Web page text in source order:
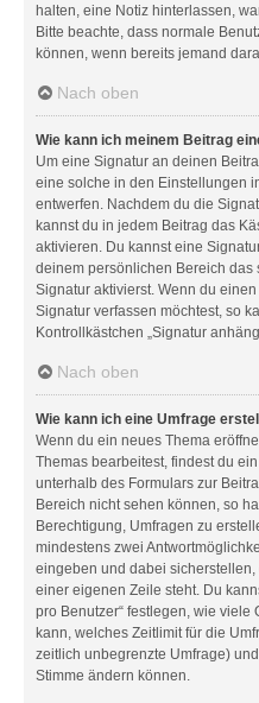
halten, eine Notiz hinterlassen,
Bitte beachte, dass normale
können, wenn bereits jemand
Nach oben
Wie kann ich meinem Beitrag
Um eine Signatur an deinen
eine solche in den Einstellungen
entwerfen. Nachdem du die
kannst du in jedem Beitrag das
aktivieren. Du kannst eine
deinem persönlichen Bereich
Signatur aktivierst. Wenn du
Signatur verfassen möchtest, so
Kontrollkästchen „Signatur
Nach oben
Wie kann ich eine Umfrage
Wenn du ein neues Thema
Themas bearbeitest, findest du
unterhalb des Formulars zur
Bereich nicht sehen können, so
Berechtigung, Umfragen zu
mindestens zwei
eingeben und dabei
einer eigenen Zeile steht. Du
pro Benutzer“ festlegen, wie
kann, welches Zeitlimit für die
zeitlich unbegrenzte Umfrage)
Stimme ändern können.